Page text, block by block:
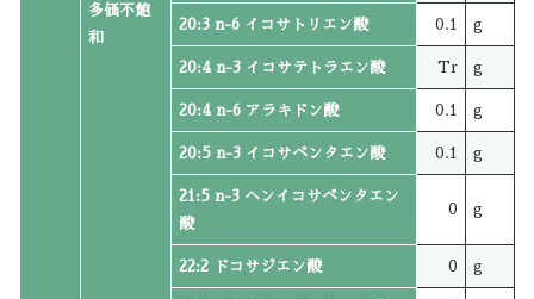
多価不飽
和
20:3 n-6 イコサトリエン酸 0.1 g
20:4 n-3 イコサテトラエン酸 Tr g
20:4 n-6 アラキドン酸 0.1 g
20:5 n-3 イコサペンタエン酸 0.1 g
21:5 n-3 ヘンイコサペンタエン
酸
0 g
22:2 ドコサジエン酸 0 g